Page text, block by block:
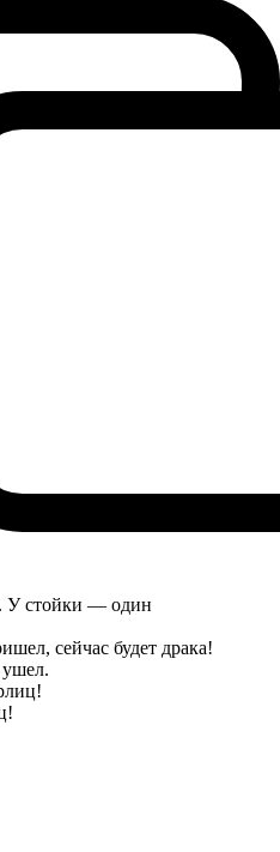
У стойки — один
сейчас будет драка!